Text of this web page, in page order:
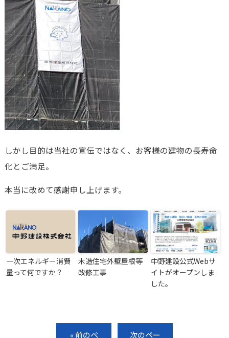
しかし目的は当社の宣伝ではなく、お客様の建物の長寿命
化とご満足。
本当に改めて感謝申し上げます。
一次エネルギー消費
量って何ですか？
木造住宅外壁屋根等
改修工事
中野建設公式Webサ
イトがオープンしま
した。
« 前のペ 次のペー